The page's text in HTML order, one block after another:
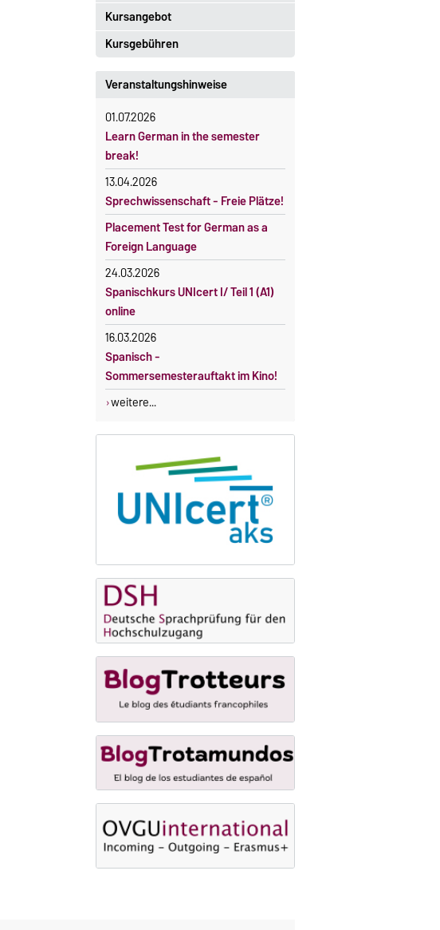
Einschreibezeitraum:
5. Oktober 2026, 9.00 Uhr bis
23. Oktober 2026, 18 Uhr
Moodle
Die Kurse beginnen ab dem 12.
Oktober 2026.
Kursteilnahme nur nach
fristgerechter Online-Anmeldung
Kursangebot
Das aktuelle Kursprogramm des
SPRZ finden Sie hier.
Kursgebühren
Sprachkurse sind i. d. R.
gebührenpflichtig.
Gebühren
Gebührenrückerstattung
Gebührenbefreiungen bei
curricularer Sprachausbildung
Gebührenbefreiung bei Incomings
Veranstaltungshinweise
01.07.2026
Learn German in the semester
break!
13.04.2026
Sprechwissenschaft - Freie Plätze!
Placement Test for German as a
Foreign Language
24.03.2026
Spanischkurs UNIcert I/ Teil 1 (A1)
online
16.03.2026
Spanisch -
Sommersemesterauftakt im Kino!
weitere...